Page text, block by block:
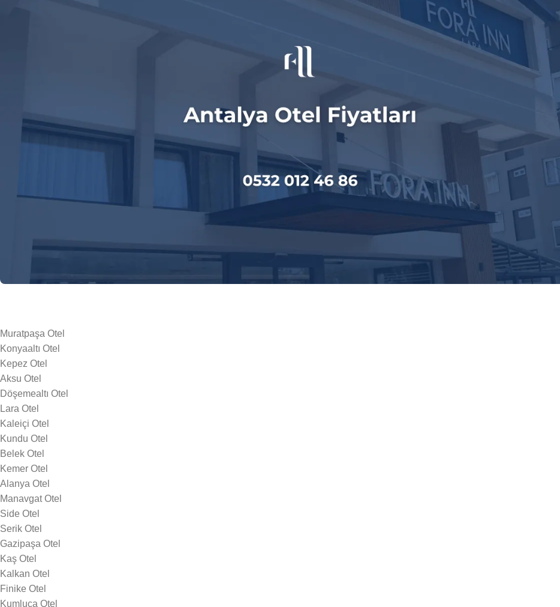
Muratpaşa Otel
Konyaaltı Otel
Kepez Otel
Aksu Otel
Döşemealtı Otel
Lara Otel
Kaleiçi Otel
Kundu Otel
Belek Otel
Kemer Otel
Alanya Otel
Manavgat Otel
Side Otel
Serik Otel
Gazipaşa Otel
Kaş Otel
Kalkan Otel
Finike Otel
Kumluca Otel